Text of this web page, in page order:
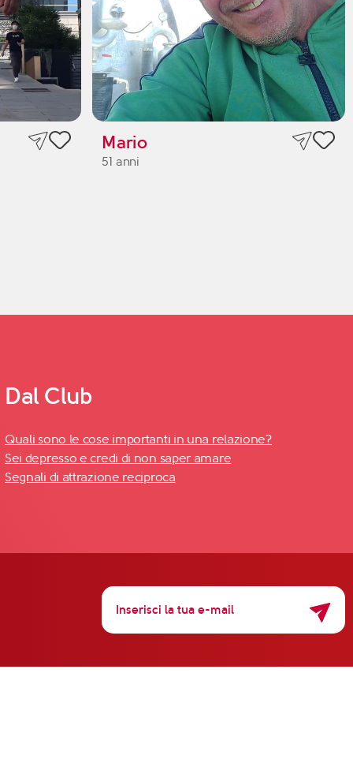
Mario
51 anni
Dal Club
Quali sono le cose importanti in una relazione?
Sei depresso e credi di non saper amare
Segnali di attrazione reciproca